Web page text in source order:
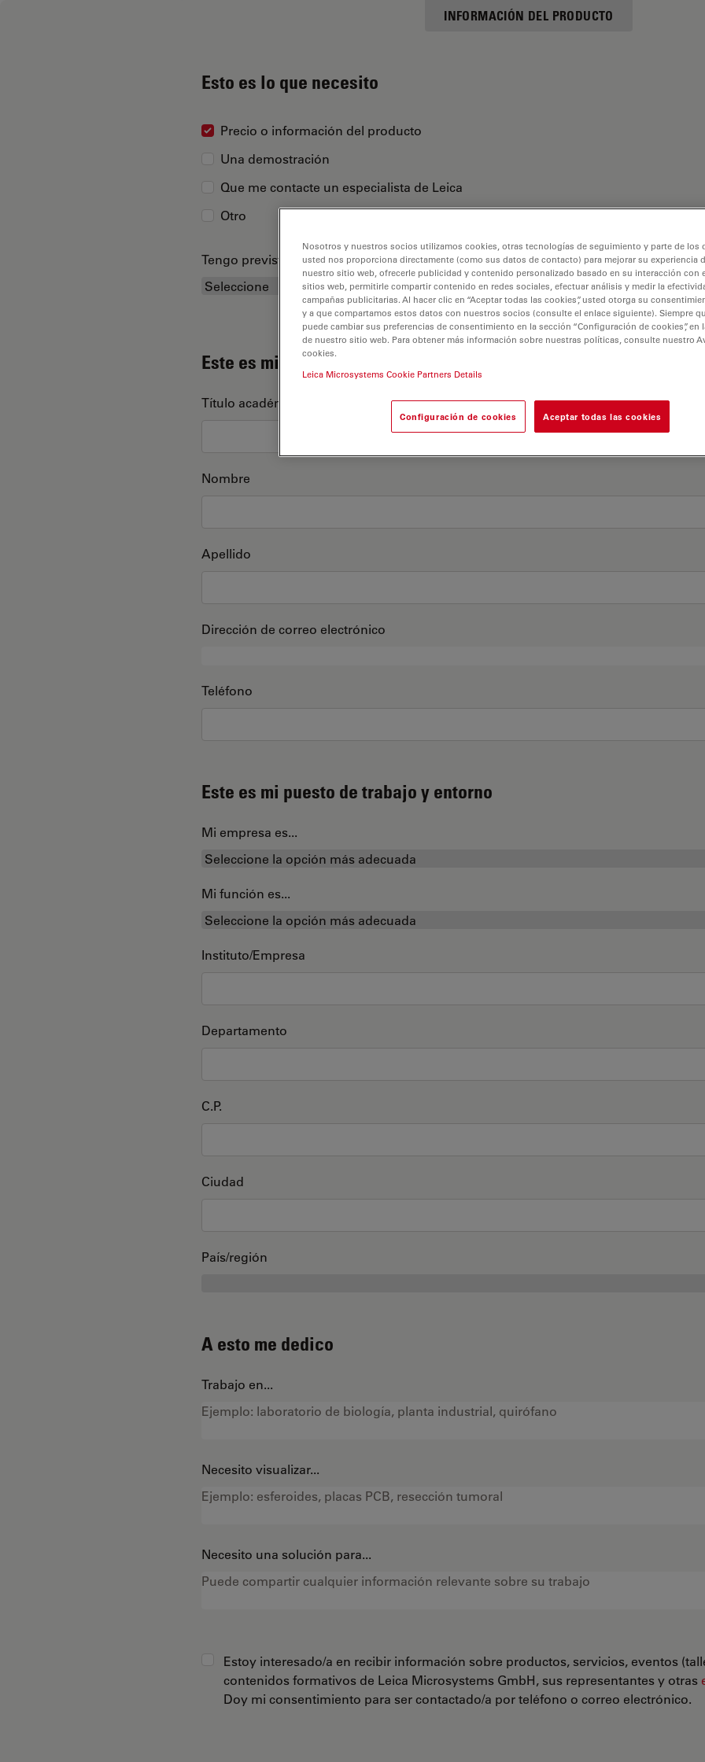
INFORMACIÓN DEL PRODUCTO
Esto es lo que necesito
Precio o información del producto
Una demostración
Que me contacte un especialista de Leica
Otro
Tengo previsto adquirir...
Este es mi perfil
Título académico
Nombre
Apellido
Dirección de correo electrónico
Teléfono
Este es mi puesto de trabajo y entorno
Mi empresa es...
Mi función es...
Instituto/Empresa
Departamento
C.P.
Ciudad
País/región
A esto me dedico
Trabajo en...
Necesito visualizar...
Necesito una solución para...
Estoy interesado/a en recibir información sobre productos, servicios, eventos
contenidos formativos de Leica Microsystems GmbH, sus representantes y otras
Doy mi consentimiento para ser contactado/a por teléfono o correo electrónico.
Nosotros y nuestros socios utilizamos cookies, otras tecnologías de seguimiento y parte de los
usted nos proporciona directamente (como sus datos de contacto) para mejorar su experiencia
nuestro sitio web, ofrecerle publicidad y contenido personalizado basado en su interacción con
sitios web, permitirle compartir contenido en redes sociales, efectuar análisis y medir la
campañas publicitarias. Al hacer clic en “Aceptar todas las cookies”, usted otorga su
y a que compartamos estos datos con nuestros socios (consulte el enlace siguiente). Siempre
puede cambiar sus preferencias de consentimiento en la sección “Configuración de cookies”, en
de nuestro sitio web. Para obtener más información sobre nuestras políticas, consulte nuestro
cookies.
Leica Microsystems Cookie Partners Details
Configuración de cookies Aceptar todas las cookies